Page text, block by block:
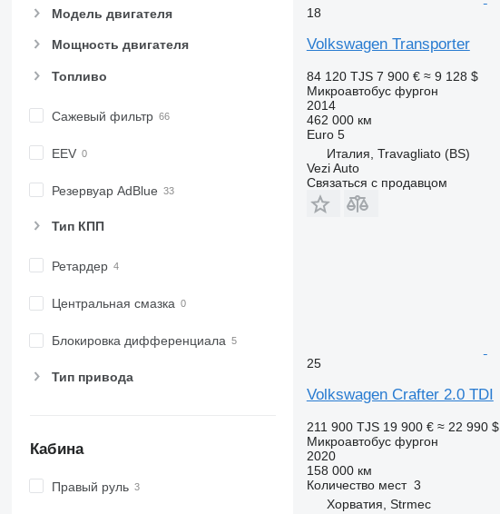
Модель двигателя
Мощность двигателя
Топливо
Сажевый фильтр
EEV
Резервуар AdBlue
Тип КПП
Ретардер
Центральная смазка
Блокировка дифференциала
Тип привода
Кабина
Правый руль
18
Volkswagen Transporter
84 120 TJS 7 900 € ≈ 9 128 $
Микроавтобус фургон
2014
462 000 км
Euro 5
Италия, Travagliato (BS)
Vezi Auto
Связаться с продавцом
25
Volkswagen Crafter 2.0 TDI
211 900 TJS 19 900 € ≈ 22 990 $
Микроавтобус фургон
2020
158 000 км
Количество мест 3
Хорватия, Strmec